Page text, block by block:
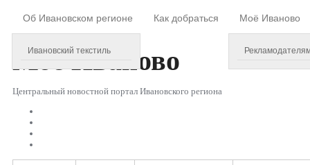
Об Ивановском регионе
Ивановский текстиль
Как добраться Моё Иваново
МоёИваново
Центральный новостной портал Ивановского региона